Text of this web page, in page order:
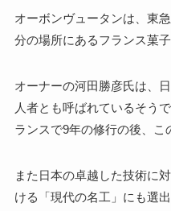
オーボンヴュータンは、東
分の場所にあるフランス菓
オーナーの河田勝彦氏は、
人者とも呼ばれているそう
ランスで9年の修行の後、こ
また日本の卓越した技術に
ける「現代の名工」にも選